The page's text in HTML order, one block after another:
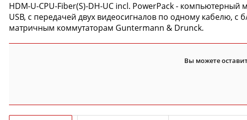
HDM-U-CPU-Fiber(S)-DH-UC incl. PowerPack -
USB, с передачей двух видеосигналов по одному кабелю,
матричным коммутаторам Guntermann & Drunck.
Вы можете